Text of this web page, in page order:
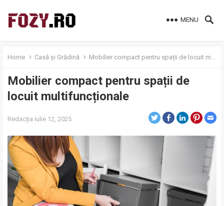
MENU
Home Casă și Grădină Mobilier compact pentru spații de locuit multifuncționale
Mobilier compact pentru spații de
locuit multifuncționale
Redacția iulie 12, 2025